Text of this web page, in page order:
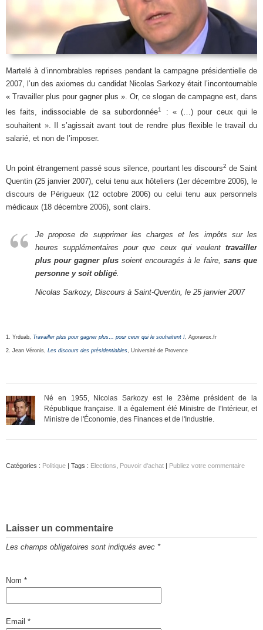
Martelé à d’innombrables reprises pendant la campagne présidentielle de
2007, l’un des axiomes du candidat Nicolas Sarkozy était l’incontournable
« Travailler plus pour gagner plus ». Or, ce slogan de campagne est, dans
les faits, indissociable de sa subordonnée1
: « (…) pour ceux qui le
souhaitent ». Il s’agissait avant tout de rendre plus flexible le travail du
salarié, et non de l’imposer.
Un point étrangement passé sous silence, pourtant les discours2 de Saint
Quentin (25 janvier 2007), celui tenu aux hôteliers (1er décembre 2006), le
discours de Périgueux (12 octobre 2006) ou celui tenu aux personnels
médicaux (18 décembre 2006), sont clairs.
Je propose de supprimer les charges et les impôts sur les
heures supplémentaires pour que ceux qui veulent travailler
plus pour gagner plussoient encouragés à le faire, sans que
personne y soit obligé
Nicolas Sarkozy, Discours à Saint-Quentin, le 25 janvier 2007
1. Yrduab, Travailler plus pour gagner plus… pour ceux qui le souhaitent ! , Agoravox.fr
2. Jean Véronis, Les discours des présidentiables , Université de Provence
Né en 1955, Nicolas Sarkozy est le 23ème président de la
République française. Il a également été Ministre de l'Intérieur, et
Ministre de l'Économie, des Finances et de l'Industrie.
Catégories : Politique | Tags : Elections Pouvoir d'achat | Publiez votre commentaire
Laisser un commentaire
Les champs obligatoires sont indiqués avec *
Nom *
Email *